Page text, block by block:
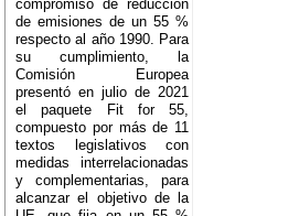
compromiso de reducción
de emisiones de un 55 %
respecto al año 1990. Para
su cumplimiento, la
Comisión Europea
presentó en julio de 2021
el paquete Fit for 55,
compuesto por más de 11
textos legislativos con
medidas interrelacionadas
y complementarias, para
alcanzar el objetivo de la